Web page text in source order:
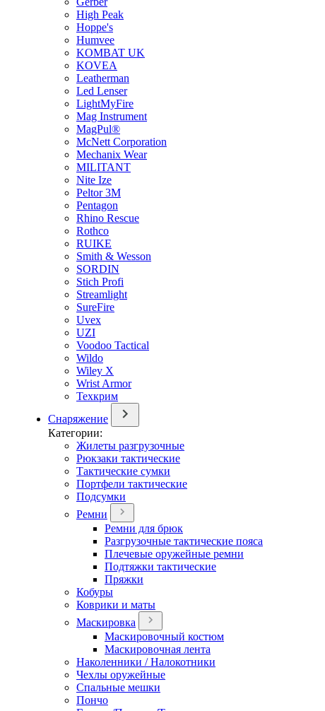
High Peak
Hoppe's
Humvee
KOMBAT UK
KOVEA
Leatherman
Led Lenser
LightMyFire
Mag Instrument
MagPul®
McNett Corporation
Mechanix Wear
MILITANT
Nite Ize
Peltor 3M
Pentagon
Rhino Rescue
Rothco
RUIKE
Smith & Wesson
SORDIN
Stich Profi
Streamlight
SureFire
Uvex
UZI
Voodoo Tactical
Wildo
Wiley X
Wrist Armor
Техкрим
Снаряжение
Категории:
Жилеты разгрузочные
Рюкзаки тактические
Тактические сумки
Портфели тактические
Подсумки
Ремни
Ремни для брюк
Разгрузочные тактические пояса
Плечевые оружейные ремни
Подтяжки тактические
Пряжки
Кобуры
Коврики и маты
Маскировка
Маскировочный костюм
Маскировочная лента
Наколенники / Налокотники
Чехлы оружейные
Спальные мешки
Пончо